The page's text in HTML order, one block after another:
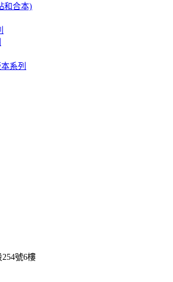
和合本)
系列
號6樓